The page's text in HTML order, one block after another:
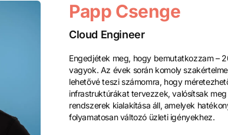
Papp Csenge
Cloud Engineer
Engedjétek meg, hogy bemutatkozzam –
vagyok. Az évek során komoly
lehetővé teszi számomra, hogy
infrastruktúrákat tervezzek, valósítsak
rendszerek kialakítása áll, amelyek
folyamatosan változó üzleti igényekhez.